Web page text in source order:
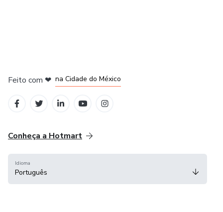
Feito com ❤ na Cidade do México
Conheça a Hotmart
Idioma
Português